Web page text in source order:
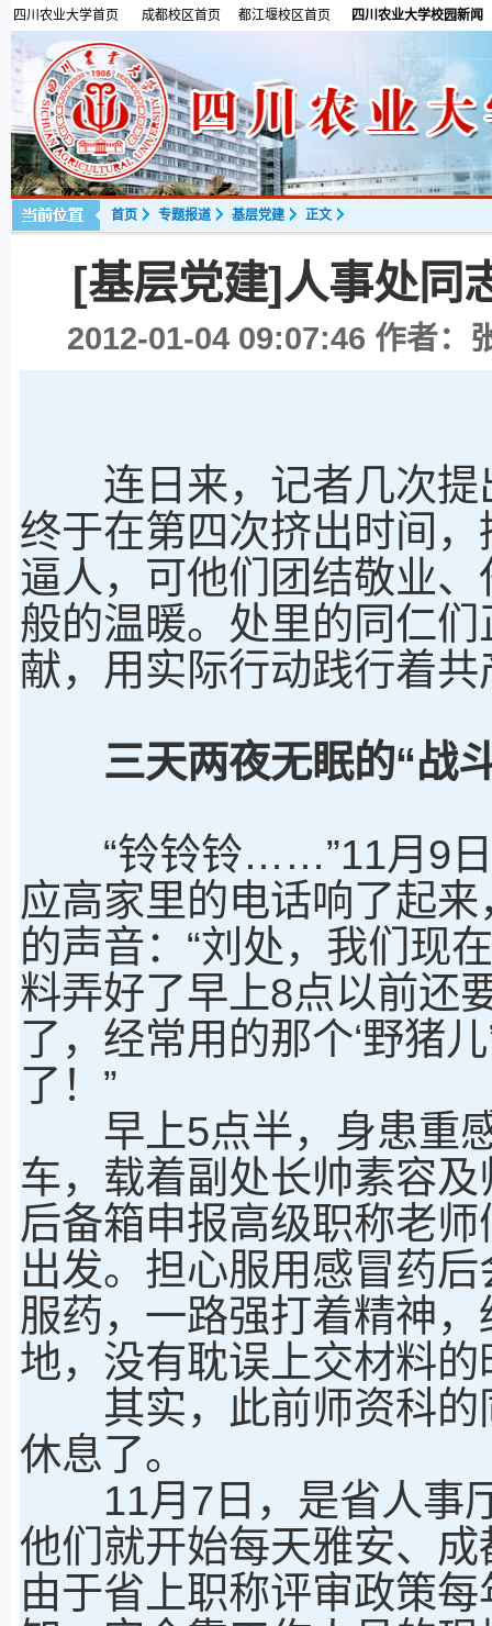
四川农业大学首页 成都校区首页 都江堰校区首页 四川农业大学校园新闻
首页 专题报道 基层党建 正文
[基层党建]人事处同
2012-01-04 09:07:46 作者：
连日来，记者几次提
终于在第四次挤出时间
逼人，可他们团结敬业
般的温暖。处里的同仁
献，用实际行动践行着
三天两夜无眠的“战
“铃铃铃……”11月9日
应高家里的电话响了起
的声音：“刘处，我们现
料弄好了早上8点以前还
了，经常用的那个‘野猪
了！”
早上5点半，身患重感
车，载着副处长帅素容
后备箱申报高级职称老
出发。担心服用感冒药
服药，一路强打着精神
地，没有耽误上交材料的
其实，此前师资科的
休息了。
11月7日，是省人事厅
他们就开始每天雅安、
由于省上职称评审政策